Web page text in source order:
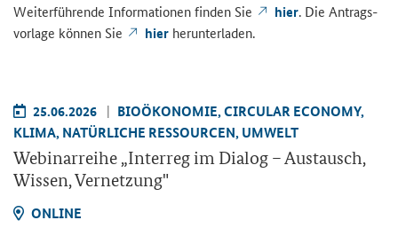
Wei­ter­füh­ren­de In­for­ma­tio­nen fin­den Sie
hier. Die An­trags­
vor­la­ge kön­nen Sie
hier her­un­ter­la­den.
25.06.2026
BIO­ÖKO­NO­MIE, CIR­CU­LAR ECO­NO­MY,
KLIMA, NA­TÜR­LI­CHE RES­SOUR­CEN, UM­WELT
We­bi­nar­rei­he „Interregim Dia­log – Aus­tausch,
Wis­sen, Ver­net­zung"
ON­LINE